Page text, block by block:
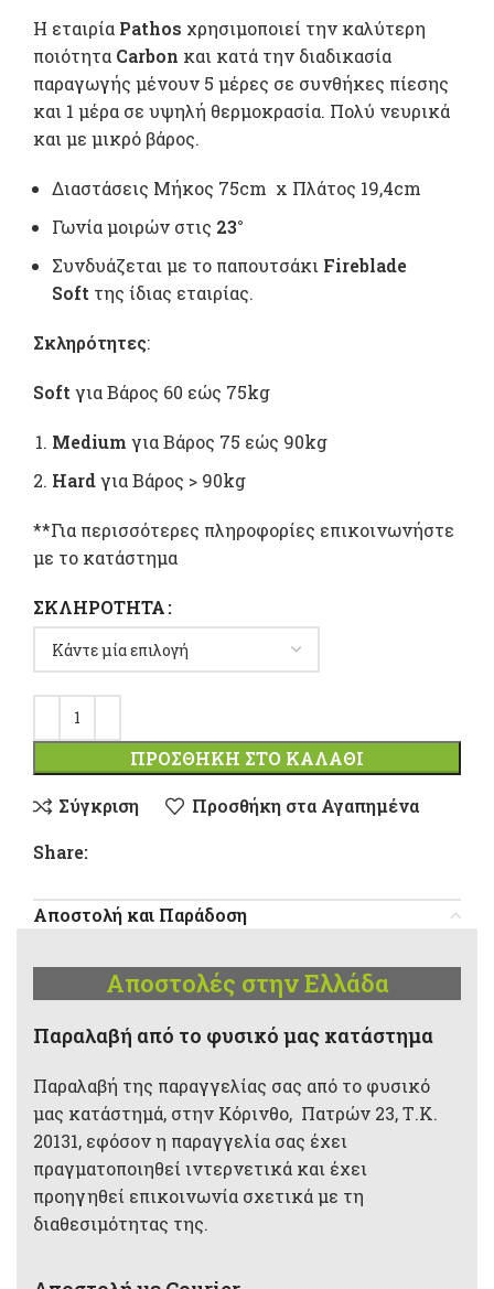
Η εταιρία Pathos χρησιμοποιεί την καλύτερη
ποιότητα Carbon και κατά την διαδικασία
παραγωγής μένουν 5 μέρες σε συνθήκες πίεσης
και 1 μέρα σε υψηλή θερμοκρασία. Πολύ νευρικά
και με μικρό βάρος.
Διαστάσεις Μήκος 75cm x Πλάτος 19,4cm
Γωνία μοιρών στις 23°
Συνδυάζεται με το παπουτσάκι Fireblade
Soft της ίδιας εταιρίας.
Σκληρότητες:
Soft για Βάρος 60 εώς 75kg
Medium για Βάρος 75 εώς 90kg
Hardγια Βάρος > 90kg
**Για περισσότερες πληροφορίες επικοινωνήστε
με το κατάστημα
ΣΚΛΗΡΌΤΗΤΑ
ΠΡΟΣΘΉΚΗ ΣΤΟ ΚΑΛΆΘΙ
Σύγκριση
Προσθήκη στα Αγαπημένα
Share:
Αποστολή και Παράδοση
Αποστολές στην Ελλάδα
Παραλαβή από το φυσικό μας κατάστημα
Παραλαβή της παραγγελίας σας από το φυσικό
μας κατάστημά, στην Κόρινθο, Πατρών 23, Τ.Κ.
20131, εφόσον η παραγγελία σας έχει
πραγματοποιηθεί ιντερνετικά και έχει
προηγηθεί επικοινωνία σχετικά με τη
διαθεσιμότητας της.